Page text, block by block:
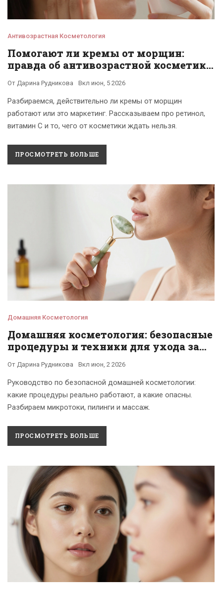
Антивозрастная Косметология
Помогают ли кремы от морщин:
правда об антивозрастной косметике
От Дарина Рудникова Вкл июн, 5 2026
Разбираемся, действительно ли кремы от морщин
работают или это маркетинг. Рассказываем про ретинол,
витамин С и то, чего от косметики ждать нельзя.
ПРОСМОТРЕТЬ БОЛЬШЕ
Домашняя Косметология
Домашняя косметология: безопасные
процедуры и техники для ухода за
От Дарина Рудникова Вкл июн, 2 2026
Руководство по безопасной домашней косметологии:
какие процедуры реально работают, а какие опасны.
Разбираем микротоки, пилинги и массаж.
ПРОСМОТРЕТЬ БОЛЬШЕ